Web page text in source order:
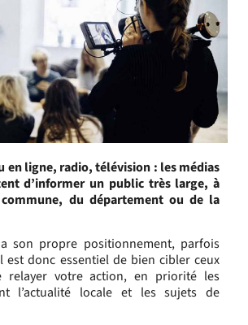
en ligne, radio, télévision : les médias
d’informer un public très large, à
du département ou de la
son propre positionnement, parfois
est donc essentiel de bien cibler ceux
relayer votre action, en priorité les
l’actualité locale et les sujets de